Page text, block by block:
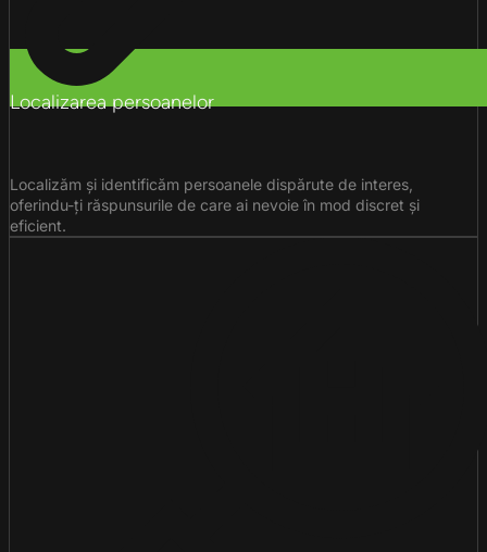
Localizarea persoanelor
Localizăm și identificăm persoanele dispărute de interes,
oferindu-ți răspunsurile de care ai nevoie în mod discret și
eficient.